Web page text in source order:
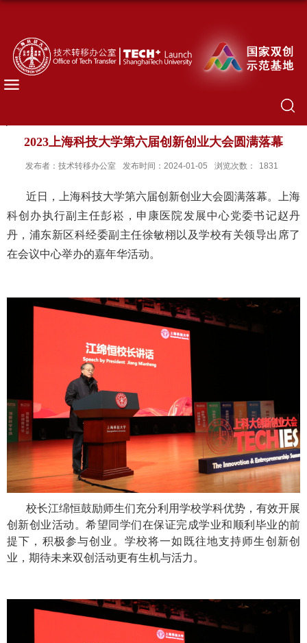
2023上海科技大学第六届创新创业大会圆满落幕
发布者：技术转移办公室 发布时间：2024-01-05 浏览次数： 1831
近日，上海科技大学第六届创新创业大会圆满落幕。上海
科创办执行副主任彭崧，申康医院发展中心党委书记赵丹
丹，浦东新区科经委副主任徐敏栩以及学校有关领导出席了
在会议中心举办的嘉年华活动。
校长江绵恒鼓励师生们充分利用学校学科优势，有效开展
创新创业活动。希望同学们在保证完成学业和顺利毕业的前
提下，积极参与创业。学校将一如既往地支持师生创新创
业，期待未来双创活动更有生机与活力。